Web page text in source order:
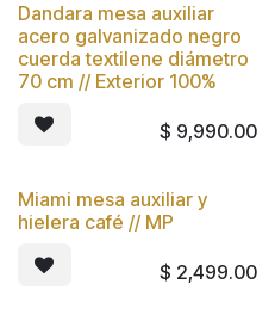
Nuevo
Dandara mesa auxiliar
acero galvanizado negro
cuerda textilene diámetro
70 cm // Exterior 100%
$ 9,990.00
Miami mesa auxiliar y
hielera café // MP
$ 2,499.00